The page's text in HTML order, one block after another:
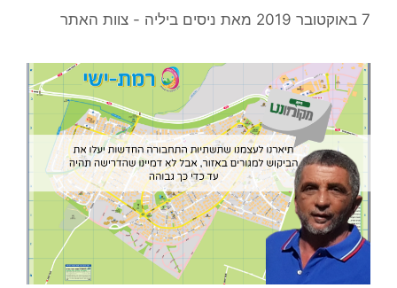
7 באוקטובר 2019 מאת ניסים ביליה - צוות האתר